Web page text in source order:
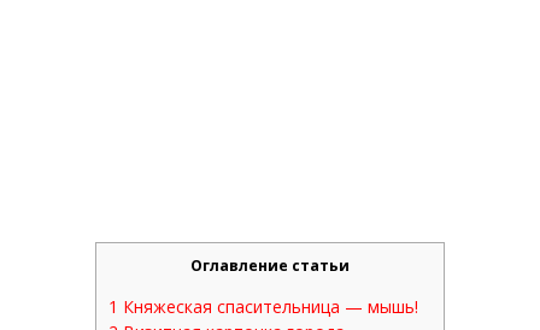
Оглавление статьи
1 Княжеская спасительница — мышь!